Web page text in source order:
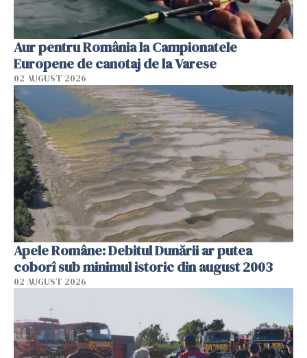
Aur pentru România la Campionatele
Europene de canotaj de la Varese
02 AUGUST 2026
Apele Române: Debitul Dunării ar putea
coborî sub minimul istoric din august 2003
02 AUGUST 2026